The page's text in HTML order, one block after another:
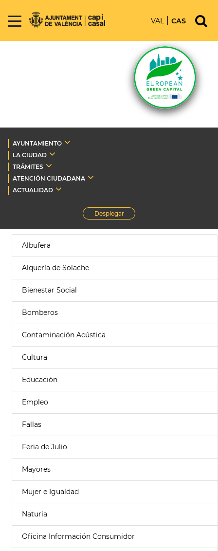
VAL CAS
AYUNTAMIENTO
LA CIUDAD
TRÁMITES
ATENCIÓN CIUDADANA
ACTUALIDAD
Desplegar
Albufera
Alquería de Solache
Bienestar Social
Bomberos
Contaminación Acústica
Cultura
Educación
Empleo
Fallas
Feria de Julio
Mayores
Mujer e Igualdad
Naturia
Oficina Información Consumidor